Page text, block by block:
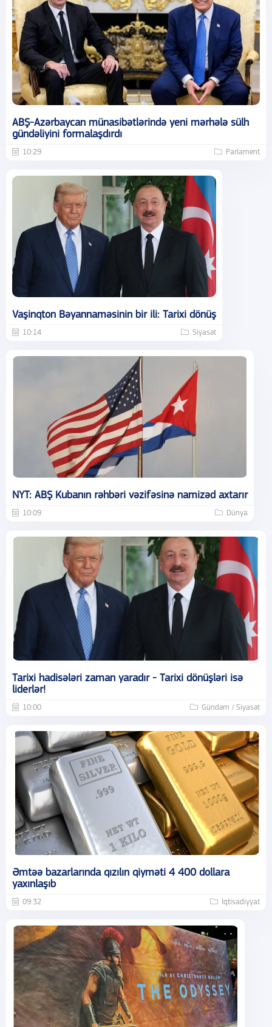
ABŞ-Azərbaycan münasibətlərində yeni mərhələ sülh
gündəliyini formalaşdırdı
10:29 Parlament
Vaşinqton Bəyannaməsinin bir ili: Tarixi dönüş
10:14 Siyasət
NYT: ABŞ Kubanın rəhbəri vəzifəsinə namizəd axtarır
10:09 Dünya
Tarixi hadisələri zaman yaradır - Tarixi dönüşləri isə
liderlər!
10:00 Gündəm / Siyasət
Əmtəə bazarlarında qızılın qiyməti 4 400 dollara
yaxınlaşıb
09:32 İqtisadiyyat